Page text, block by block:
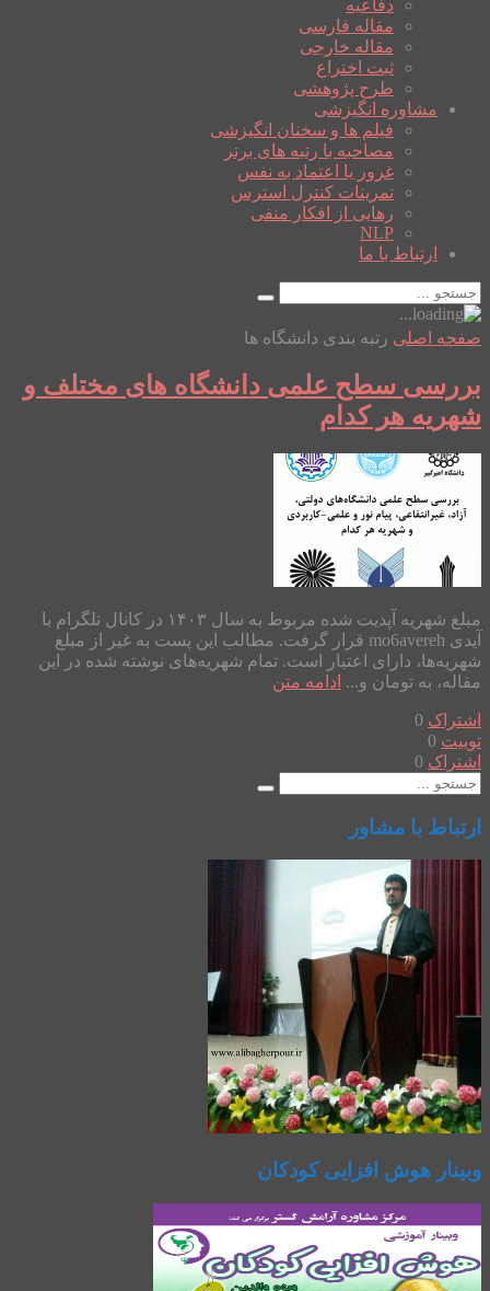
دفاعیه
مقاله فارسی
مقاله خارجی
ثبت اختراع
طرح پژوهشی
مشاوره انگیزشی
فیلم ها و سخنان انگیزشی
مصاحبه با رتبه های برتر
غرور یا اعتماد به نفس
تمرینات کنترل استرس
رهایی از افکار منفی
NLP
ارتباط با ما
صفحه اصلی رتبه بندی دانشگاه ها
بررسی سطح علمی دانشگاه های مختلف و
شهریه هر کدام
مبلغ شهریه آپدیت شده مربوط به سال ۱۴۰۳ در کانال تلگرام با
آیدی mo6avereh قرار گرفت. مطالب این پست به غیر از مبلغ
شهریه‌ها، دارای اعتبار است. تمام شهریه‌های نوشته شده در این
مقاله، به تومان و... ادامه متن
اشتراک 0
توییت 0
اشتراک 0
ارتباط با مشاور
وبینار هوش افزایی کودکان